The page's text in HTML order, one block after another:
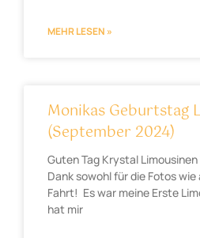
MEHR LESEN »
Monikas Geburtstag
(September 2024)
Guten Tag Krystal
Dank sowohl für die Fotos
Fahrt! Es war meine Erste
hat mir